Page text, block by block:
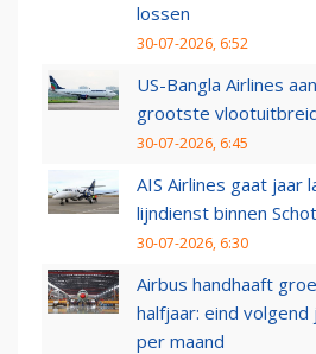
lossen
30-07-2026, 6:52
US-Bangla Airlines
grootste
30-07-2026, 6:45
AIS Airlines gaat jaar
lijndienst binnen
30-07-2026, 6:30
Airbus handhaaft
halfjaar: eind volgend
per maand